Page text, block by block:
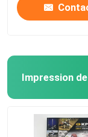
Impression